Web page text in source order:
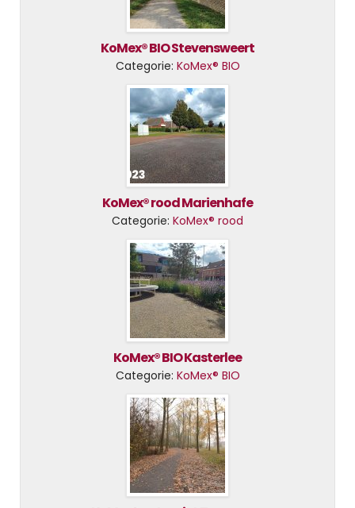
KoMex® BIO Stevensweert
Categorie: KoMex® BIO
KoMex® rood Marienhafe
Categorie: KoMex® rood
KoMex® BIO Kasterlee
Categorie: KoMex® BIO